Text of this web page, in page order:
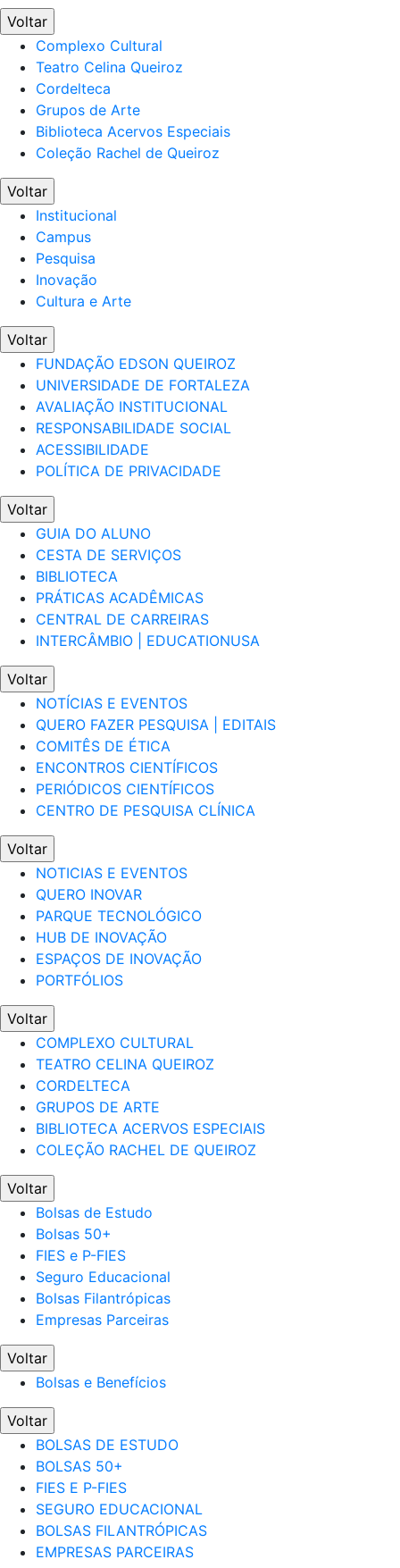
Voltar
Complexo Cultural
Teatro Celina Queiroz
Cordelteca
Grupos de Arte
Biblioteca Acervos Especiais
Coleção Rachel de Queiroz
Voltar
Institucional
Campus
Pesquisa
Inovação
Cultura e Arte
Voltar
FUNDAÇÃO EDSON QUEIROZ
UNIVERSIDADE DE FORTALEZA
AVALIAÇÃO INSTITUCIONAL
RESPONSABILIDADE SOCIAL
ACESSIBILIDADE
POLÍTICA DE PRIVACIDADE
Voltar
GUIA DO ALUNO
CESTA DE SERVIÇOS
BIBLIOTECA
PRÁTICAS ACADÊMICAS
CENTRAL DE CARREIRAS
INTERCÂMBIO | EDUCATIONUSA
Voltar
NOTÍCIAS E EVENTOS
QUERO FAZER PESQUISA | EDITAIS
COMITÊS DE ÉTICA
ENCONTROS CIENTÍFICOS
PERIÓDICOS CIENTÍFICOS
CENTRO DE PESQUISA CLÍNICA
Voltar
NOTICIAS E EVENTOS
QUERO INOVAR
PARQUE TECNOLÓGICO
HUB DE INOVAÇÃO
ESPAÇOS DE INOVAÇÃO
PORTFÓLIOS
Voltar
COMPLEXO CULTURAL
TEATRO CELINA QUEIROZ
CORDELTECA
GRUPOS DE ARTE
BIBLIOTECA ACERVOS ESPECIAIS
COLEÇÃO RACHEL DE QUEIROZ
Voltar
Bolsas de Estudo
Bolsas 50+
FIES e P-FIES
Seguro Educacional
Bolsas Filantrópicas
Empresas Parceiras
Voltar
Bolsas e Benefícios
Voltar
BOLSAS DE ESTUDO
BOLSAS 50+
FIES E P-FIES
SEGURO EDUCACIONAL
BOLSAS FILANTRÓPICAS
EMPRESAS PARCEIRAS